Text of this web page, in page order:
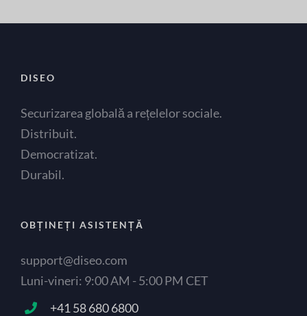
DISEO
Securizarea globală a rețelelor sociale.
Distribuit.
Democratizat.
Durabil.
OBȚINEȚI ASISTENȚĂ
support@diseo.com
Luni-vineri: 9:00 AM - 5:00 PM CET
+41 58 680 6800